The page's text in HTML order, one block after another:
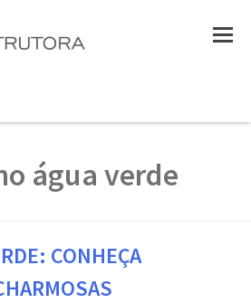
água verde
CONHEÇA